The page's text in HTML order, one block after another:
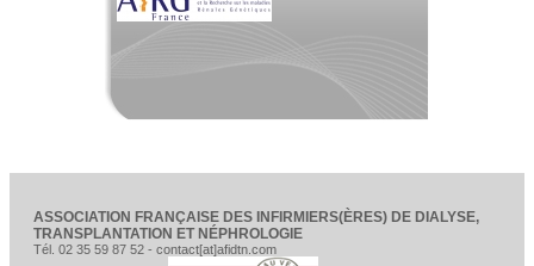
ASSOCIATION FRANÇAISE DES INFIRMIERS(ÈRES) DE DIALYSE,
TRANSPLANTATION ET NÉPHROLOGIE
Tél. 02 35 59 87 52 - contact[at]afidtn.com